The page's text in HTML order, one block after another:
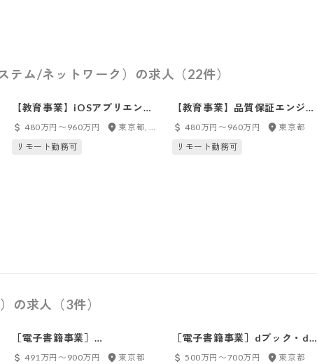
テム/ネットワーク）の求人（22件）
【教育事業】iOSアプリエンジ
ニア／RxSwift／全国リモート
480万円〜960万円
東京都, フルリモート
リモート勤務可
【教育事業】品質保証エンジニ
ア（正社員）
480万円〜960万円
東京都
リモート勤務可
の求人（3件）
［電子書籍事業］
【BOOK☆WALKERストア】デ
491万円〜900万円
東京都
［電子書籍事業］dブック・dマ
ガジン | プロダクト企画・推進
500万円〜700万円
東京都